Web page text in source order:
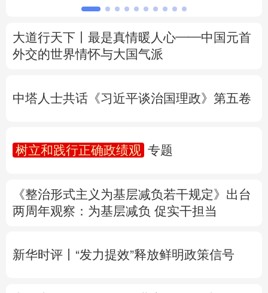
四川 贵州 云南
English Español Français عربى
Deutsch Português
大道行天下丨最是真情暖人心——中国元首
外交的世界情怀与大国气派
中塔人士共话《习近平谈治国理政》第五卷
树立和践行正确政绩观 专题
《整治形式主义为基层减负若干规定》出台
两周年观察 ：为基层减负 促实干担当
新华时评丨“发力提效”释放鲜明政策信号